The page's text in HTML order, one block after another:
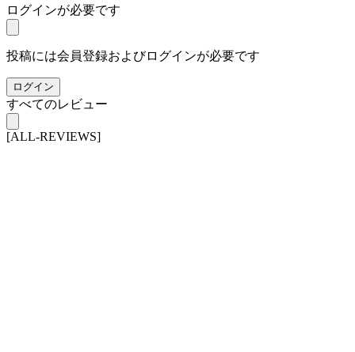
ログインが必要です
投稿には会員登録およびログインが必要です
ログイン
すべてのレビュー
[ALL-REVIEWS]